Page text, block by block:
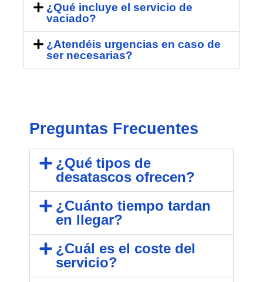
¿Qué incluye el servicio de
vaciado?
¿Atendéis urgencias en caso de
ser necesarias?
Preguntas Frecuentes
¿Qué tipos de
desatascos ofrecen?
¿Cuánto tiempo tardan
en llegar?
¿Cuál es el coste del
servicio?